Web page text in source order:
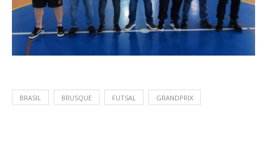
BRASIL BRUSQUE FUTSAL GRANDPRIX